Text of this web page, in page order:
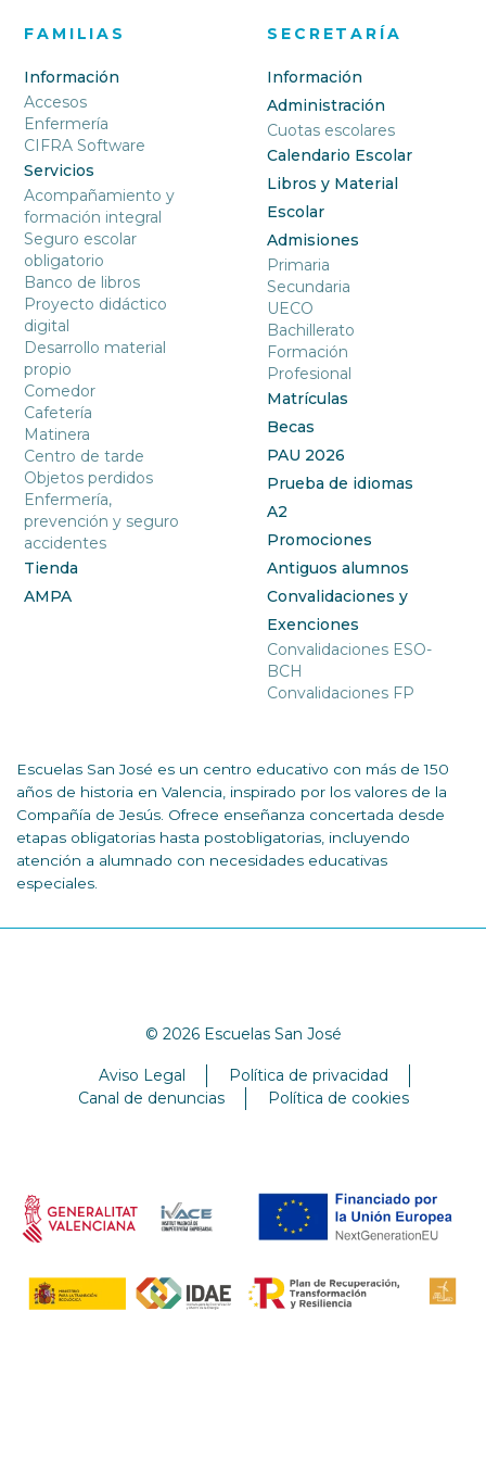
FAMILIAS
Información
Accesos
Enfermería
CIFRA Software
Servicios
Acompañamiento y
formación integral
Seguro escolar
obligatorio
Banco de libros
Proyecto didáctico
digital
Desarrollo material
propio
Comedor
Cafetería
Matinera
Centro de tarde
Objetos perdidos
Enfermería,
prevención y seguro
accidentes
Tienda
AMPA
SECRETARÍA
Información
Administración
Cuotas escolares
Calendario Escolar
Libros y Material
Escolar
Admisiones
Primaria
Secundaria
UECO
Bachillerato
Formación
Profesional
Matrículas
Becas
PAU 2026
Prueba de idiomas
A2
Promociones
Antiguos alumnos
Convalidaciones y
Exenciones
Convalidaciones ESO-
BCH
Convalidaciones FP
Escuelas San José es un centro educativo con más de 150
años de historia en Valencia, inspirado por los valores de la
Compañía de Jesús. Ofrece enseñanza concertada desde
etapas obligatorias hasta postobligatorias, incluyendo
atención a alumnado con necesidades educativas
especiales.
© 2026 Escuelas San José
Aviso Legal
Política de privacidad
Canal de denuncias
Política de cookies